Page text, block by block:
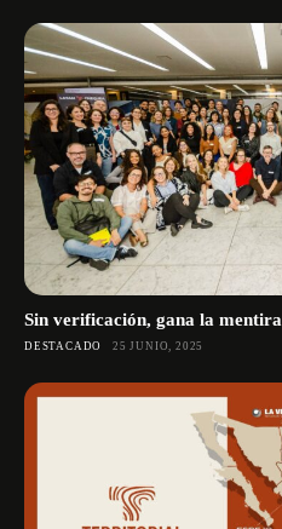
Sin verificación, gana la mentira
DESTACADO 25 JUNIO, 2025